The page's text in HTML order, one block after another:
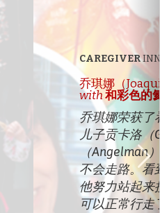
CATEGORY
）
类别的PI奖。她的
）患有安格曼
。医生说他永远
的彩色氦气气球，
他们。如今他已经